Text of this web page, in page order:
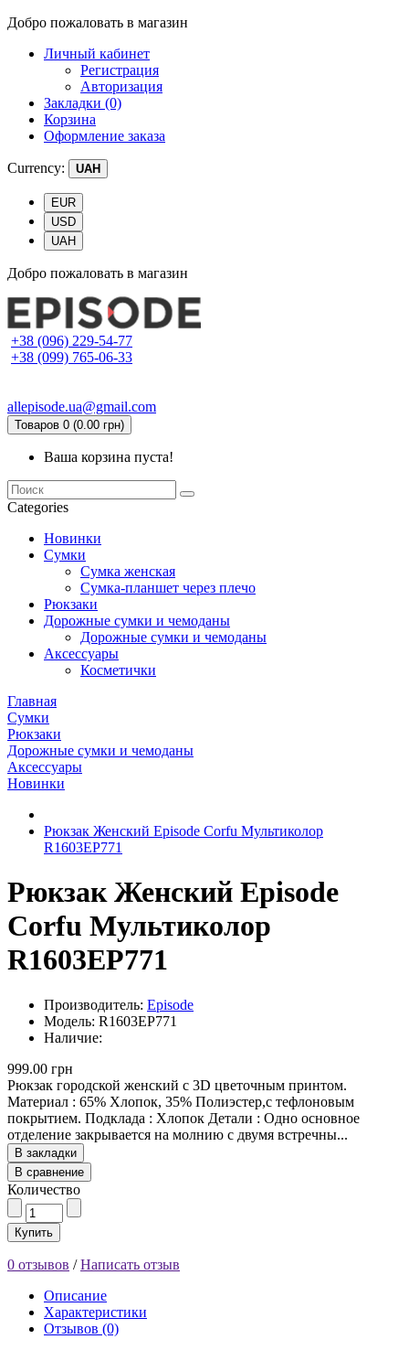
Добро пожаловать в магазин
Личный кабинет
Регистрация
Авторизация
Закладки (0)
Корзина
Оформление заказа
Currency: UAH
EUR
USD
UAH
Добро пожаловать в магазин
+38 (096) 229-54-77
+38 (099) 765-06-33
allepisode.ua@gmail.com
Товаров 0 (0.00 грн)
Ваша корзина пуста!
Categories
Новинки
Сумки
Сумка женская
Сумка-планшет через плечо
Рюкзаки
Дорожные сумки и чемоданы
Дорожные сумки и чемоданы
Аксессуары
Косметички
Главная
Сумки
Рюкзаки
Дорожные сумки и чемоданы
Аксессуары
Новинки
Рюкзак Женский Episode Corfu Мультиколор
R1603EP771
Рюкзак Женский Episode
Corfu Мультиколор
R1603EP771
Производитель: Episode
Модель: R1603EP771
Наличие:
999.00 грн
Рюкзак городской женский с 3D цветочным принтом.
Материал : 65% Хлопок, 35% Полиэстер,с тефлоновым
покрытием. Подклада : Хлопок Детали : Одно основное
отделение закрывается на молнию с двумя встречны...
В закладки
В сравнение
Количество
Купить
0 отзывов /Написать отзыв
Описание
Характеристики
Отзывов (0)